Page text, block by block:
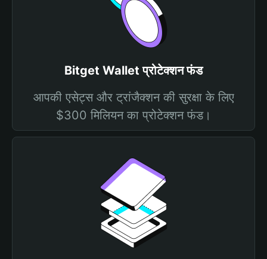
Bitget Wallet प्रोटेक्शन फंड
आपकी एसेट्स और ट्रांजैक्शन की सुरक्षा के लिए
$300 मिलियन का प्रोटेक्शन फंड।